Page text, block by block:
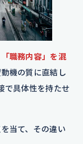
「職務内容」を混
機の質に直結し
で具体性を持たせ
を当て、その違い